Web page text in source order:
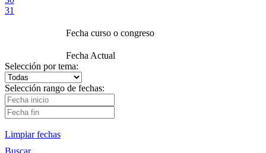
31
Fecha curso o congreso
Fecha Actual
Selección por tema:
Selección rango de fechas:
Limpiar fechas